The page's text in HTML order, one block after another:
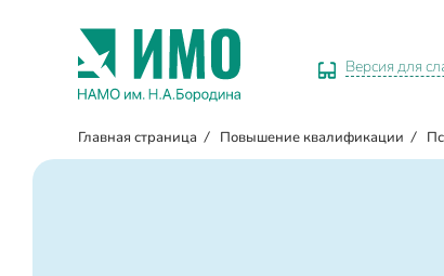
Версия для
Главная страница / Повышение квалификации /